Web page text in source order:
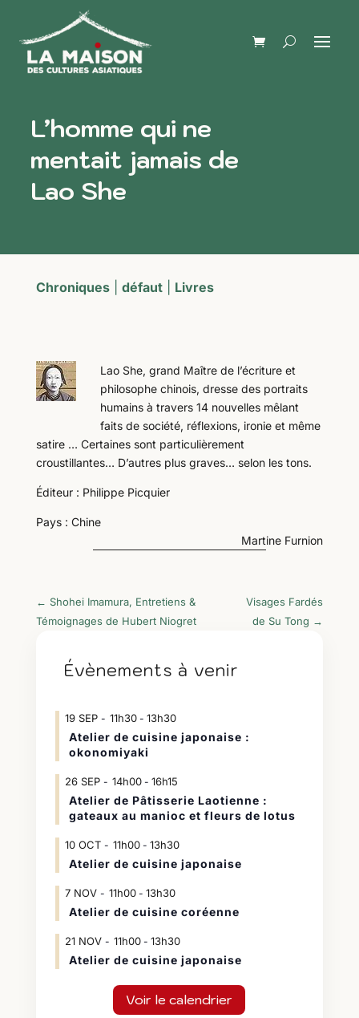
L’homme qui ne
mentait jamais de
Lao She
Chroniques| défaut| Livres
Lao She, grand Maître de l’écriture et
philosophe chinois, dresse des portraits
humains à travers 14 nouvelles mêlant
faits de société, réflexions, ironie et même
satire … Certaines sont particulièrement
croustillantes… D’autres plus graves… selon les tons.
Éditeur : Philippe Picquier
Pays : Chine
Martine Furnion
← Shohei Imamura, Entretiens &
Témoignages de Hubert Niogret
Visages Fardés
de Su Tong →
Évènements à venir
19 SEP 11h30- 13h30
Atelier de cuisine japonaise :
okonomiyaki
26 SEP 14h00- 16h15
Atelier de Pâtisserie Laotienne :
gateaux au manioc et fleurs de lotus
10 OCT 11h00- 13h30
Atelier de cuisine japonaise
7 NOV 11h00- 13h30
Atelier de cuisine coréenne
21 NOV 11h00- 13h30
Atelier de cuisine japonaise
Voir le calendrier